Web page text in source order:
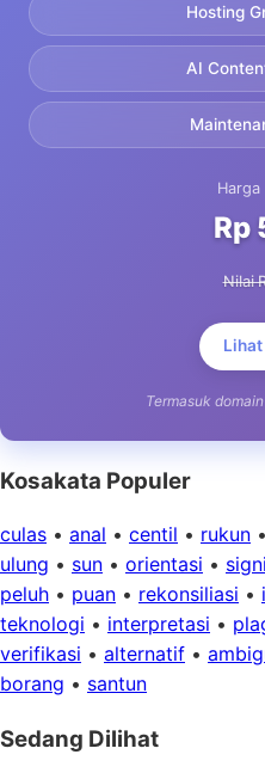
Hosting
AI
Harga
Rp
Nilai
Termasuk
Kosakata Populer
culas • anal • centil • rukun •
ulung • sun • orientasi •
peluh • puan • rekonsiliasi •
teknologi • interpretasi •
verifikasi • alternatif •
borang • santun
Sedang Dilihat